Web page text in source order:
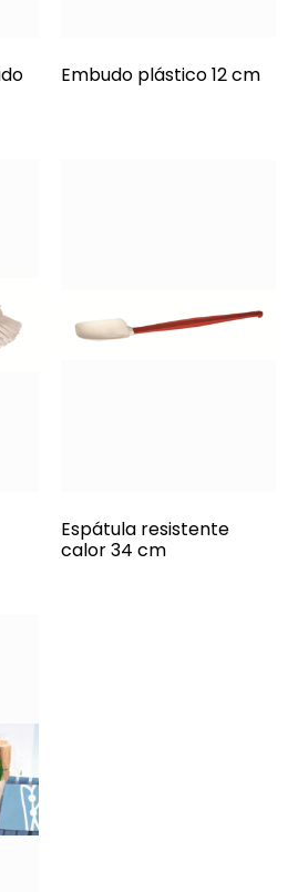
Embudo plástico 12 cm
Espátula resistente
calor 34 cm